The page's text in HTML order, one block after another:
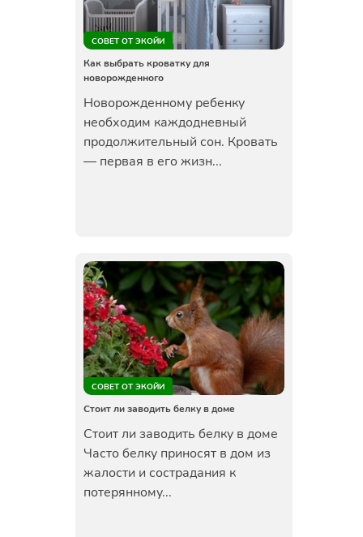
СОВЕТ ОТ ЭКОЙИ
Как выбрать кроватку для
новорожденного
Новорожденному ребенку
необходим каждодневный
продолжительный сон. Кровать
— первая в его жизн...
СОВЕТ ОТ ЭКОЙИ
Стоит ли заводить белку в доме
Стоит ли заводить белку в доме
Часто белку приносят в дом из
жалости и сострадания к
потерянному...